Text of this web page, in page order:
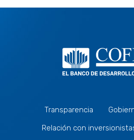
Transparencia
Relación con